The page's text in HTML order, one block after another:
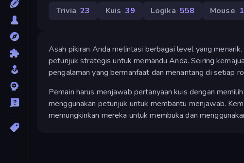
Trivia 23 Kuis 39 Logika 558 Mouse
Asah pikiran Anda melintasi berbagai level yang
petunjuk strategis untuk memandu Anda. Seiring
pengalaman yang bermanfaat dan menantang di setiap
Pemain harus menjawab pertanyaan kuis dengan
menggunakan petunjuk untuk membantu menjawab.
memungkinkan mereka untuk membuka dan